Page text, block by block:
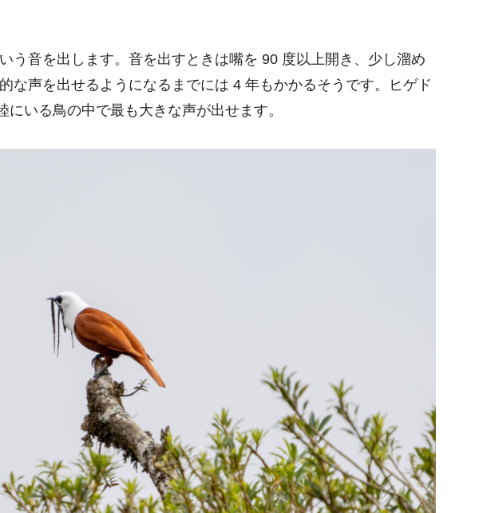
う音を出します。音を出すときは嘴を 90 度以上開き、少し溜め
な声を出せるようになるまでには 4 年もかかるそうです。ヒゲド
いる鳥の中で最も大きな声が出せます。